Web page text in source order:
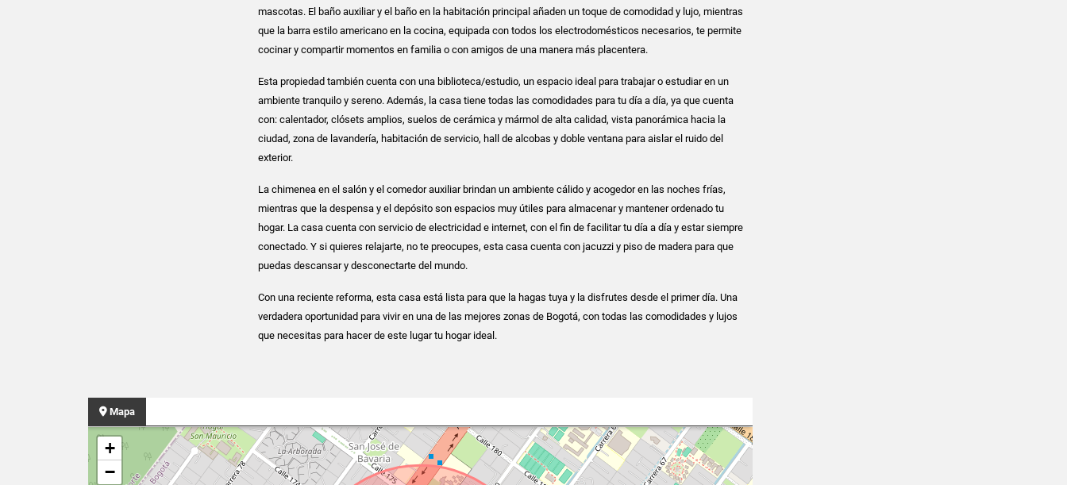
mascotas. El baño auxiliar y el baño en la habitación principal añaden un toque de comodidad y lujo, mientras
que la barra estilo americano en la cocina, equipada con todos los electrodomésticos necesarios, te permite
cocinar y compartir momentos en familia o con amigos de una manera más placentera.
Esta propiedad también cuenta con una biblioteca/estudio, un espacio ideal para trabajar o estudiar en un
ambiente tranquilo y sereno. Además, la casa tiene todas las comodidades para tu día a día, ya que cuenta
con: calentador, clósets amplios, suelos de cerámica y mármol de alta calidad, vista panorámica hacia la
ciudad, zona de lavandería, habitación de servicio, hall de alcobas y doble ventana para aislar el ruido del
exterior.
La chimenea en el salón y el comedor auxiliar brindan un ambiente cálido y acogedor en las noches frías,
mientras que la despensa y el depósito son espacios muy útiles para almacenar y mantener ordenado tu
hogar. La casa cuenta con servicio de electricidad e internet, con el fin de facilitar tu día a día y estar siempre
conectado. Y si quieres relajarte, no te preocupes, esta casa cuenta con jacuzzi y piso de madera para que
puedas descansar y desconectarte del mundo.
Con una reciente reforma, esta casa está lista para que la hagas tuya y la disfrutes desde el primer día. Una
verdadera oportunidad para vivir en una de las mejores zonas de Bogotá, con todas las comodidades y lujos
que necesitas para hacer de este lugar tu hogar ideal.
Mapa
+
−